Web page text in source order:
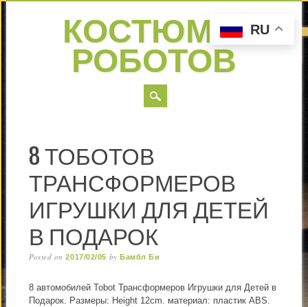
КОСТЮМЫ
РОБОТОВ
8 ТОБОТОВ
ТРАНСФОРМЕРОВ
ИГРУШКИ ДЛЯ ДЕТЕЙ
В ПОДАРОК
Posted on2017/02/05 byБамбл Би
8 автомобилей Tobot Трансформеров Игрушки для Детей в
Подарок. Размеры: Height 12cm. материал: пластик ABS.
RU